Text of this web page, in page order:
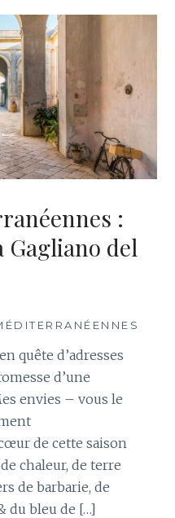
:
Gagliano del
quête d’adresses
d’une
envies – vous le
de cette saison
chaleur, de terre
de barbarie, de
du bleu de […]